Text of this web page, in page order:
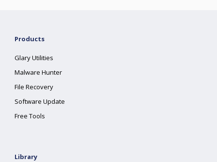
Products
Glary Utilities
Malware Hunter
File Recovery
Software Update
Free Tools
Library